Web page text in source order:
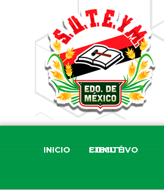
INICIO COMITÉ EJECUTIVO